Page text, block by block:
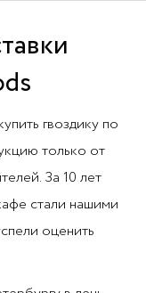
гвоздику по
только от
За 10 лет
стали нашими
оценить